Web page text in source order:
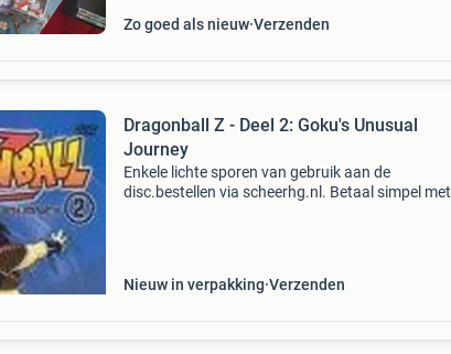
Zo goed als nieuw Verzenden
Dragonball Z - Deel 2: Goku's Unusual
Journey
Enkele lichte sporen van gebruik aan de
disc.bestellen via scheerhg.nl. Betaal simpel met
Nieuw in verpakking Verzenden